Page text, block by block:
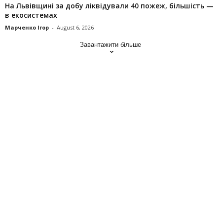
На Львівщині за добу ліквідували 40 пожеж, більшість —
в екосистемах
Марченко Ігор - August 6, 2026
Завантажити більше